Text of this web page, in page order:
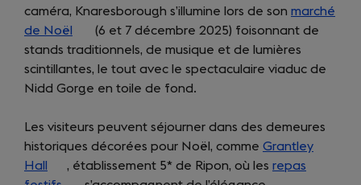
tab)
tab)
caméra, Knaresborough s’illumine lors de son marché
de Noël
(opens
in
a
new
(6 et 7 décembre 2025) foisonnant de
stands traditionnels, de musique et de lumières
scintillantes, le tout avec le spectaculaire viaduc de
Nidd Gorge en toile de fond.
Les visiteurs peuvent séjourner dans des demeures
historiques décorées pour Noël, comme Grantley
Hall
(opens
, établissement 5* de Ripon, où les repas